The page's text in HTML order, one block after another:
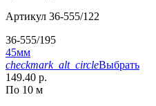
Артикул 36-555/122
36-555/195
45мм
checkmark_alt_circleВыбрать
149.40 р.
По 10 м